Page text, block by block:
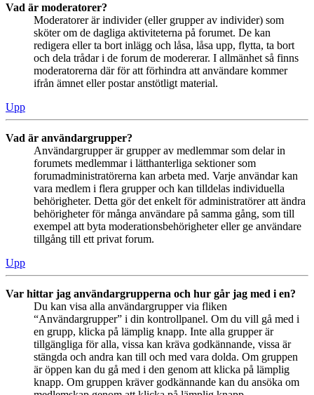
Vad är moderatorer?
Moderatorer är individer (eller grupper av individer) som
sköter om de dagliga aktiviteterna på forumet. De kan
redigera eller ta bort inlägg och låsa, låsa upp, flytta, ta bort
och dela trådar i de forum de modererar. I allmänhet så finns
moderatorerna där för att förhindra att användare kommer
ifrån ämnet eller postar anstötligt material.
Upp
Vad är användargrupper?
Användargrupper är grupper av medlemmar som delar in
forumets medlemmar i lätthanterliga sektioner som
forumadministratörerna kan arbeta med. Varje användar kan
vara medlem i flera grupper och kan tilldelas individuella
behörigheter. Detta gör det enkelt för administratörer att ändra
behörigheter för många användare på samma gång, som till
exempel att byta moderationsbehörigheter eller ge användare
tillgång till ett privat forum.
Upp
Var hittar jag användargrupperna och hur går jag med i en?
Du kan visa alla användargrupper via fliken
“Användargrupper” i din kontrollpanel. Om du vill gå med i
en grupp, klicka på lämplig knapp. Inte alla grupper är
tillgängliga för alla, vissa kan kräva godkännande, vissa är
stängda och andra kan till och med vara dolda. Om gruppen
är öppen kan du gå med i den genom att klicka på lämplig
knapp. Om gruppen kräver godkännande kan du ansöka om